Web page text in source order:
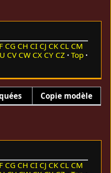
CG CH CI CJ CK CL CM
CV CW CX CY CZ
Top
Copie modèle
CG CH CI CJ CK CL CM